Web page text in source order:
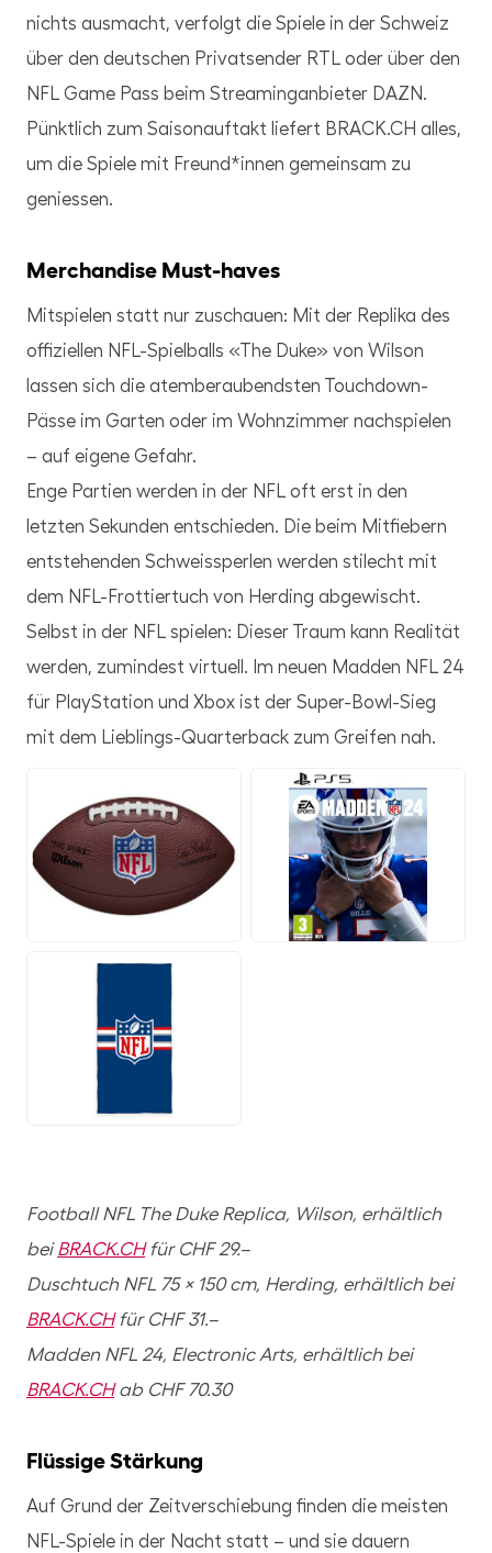
nichts ausmacht, verfolgt die Spiele in der Schweiz
über den deutschen Privatsender RTL oder über den
NFL Game Pass beim Streaminganbieter DAZN.
Pünktlich zum Saisonauftakt liefert BRACK.CH alles,
um die Spiele mit Freund*innen gemeinsam zu
geniessen.
Merchandise Must-haves
Mitspielen statt nur zuschauen: Mit der Replika des
offiziellen NFL-Spielballs «The Duke» von Wilson
lassen sich die atemberaubendsten Touchdown-
Pässe im Garten oder im Wohnzimmer nachspielen
– auf eigene Gefahr.
Enge Partien werden in der NFL oft erst in den
letzten Sekunden entschieden. Die beim Mitfiebern
entstehenden Schweissperlen werden stilecht mit
dem NFL-Frottiertuch von Herding abgewischt.
Selbst in der NFL spielen: Dieser Traum kann Realität
werden, zumindest virtuell. Im neuen Madden NFL 24
für PlayStation und Xbox ist der Super-Bowl-Sieg
mit dem Lieblings-Quarterback zum Greifen nah.
JPG
Football NFL The Duke Replica, Wilson, erhältlich
beiBRACK.CHfür CHF 29.–
Duschtuch NFL 75 x 150 cm, Herding, erhältlich bei
BRACK.CHfür CHF 31.–
Madden NFL 24, Electronic Arts, erhältlich bei
BRACK.CHab CHF 70.30
Flüssige Stärkung
Auf Grund der Zeitverschiebung finden die meisten
NFL-Spiele in der Nacht statt – und sie dauern